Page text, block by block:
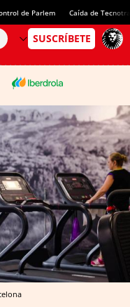
de Parlem Caída de